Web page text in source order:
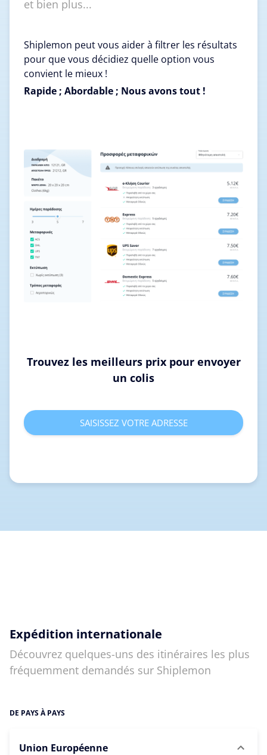
et bien plus...
Shiplemon peut vous aider à filtrer les résultats
pour que vous décidiez quelle option vous
convient le mieux !
Rapide ; Abordable ; Nous avons tout !
Trouvez les meilleurs prix pour envoyer
un colis
SAISISSEZ VOTRE ADRESSE
Expédition internationale
Découvrez quelques-uns des itinéraires les plus
fréquemment demandés sur Shiplemon
DE PAYS À PAYS
Union Européenne